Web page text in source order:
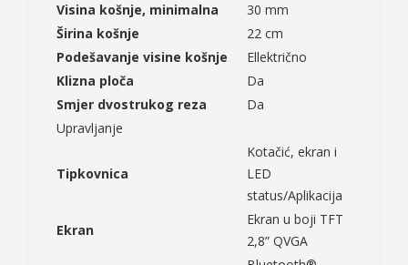
Visina košnje, minimalna
30 mm
Širina košnje
22 cm
Podešavanje visine košnje
Ellektrično
Klizna ploča
Da
Smjer dvostrukog reza
Da
Upravljanje
Tipkovnica
Kotačić, ekran i
LED
status/Aplikacija
Ekran
Ekran u boji TFT
2,8” QVGA